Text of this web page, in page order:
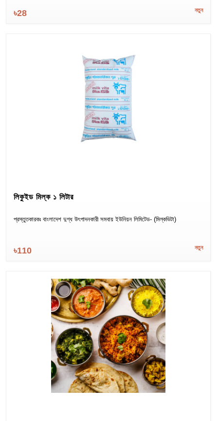
৳28 নতুন
লিকুইড মিল্ক ১ লিটার
প্রস্তুতকারকঃ বাংলাদেশ দুগ্ধ উৎপাদনকারী সমবায় ইউনিয়ন লিমিটেড- (মিল্কভিটা)
৳110 নতুন